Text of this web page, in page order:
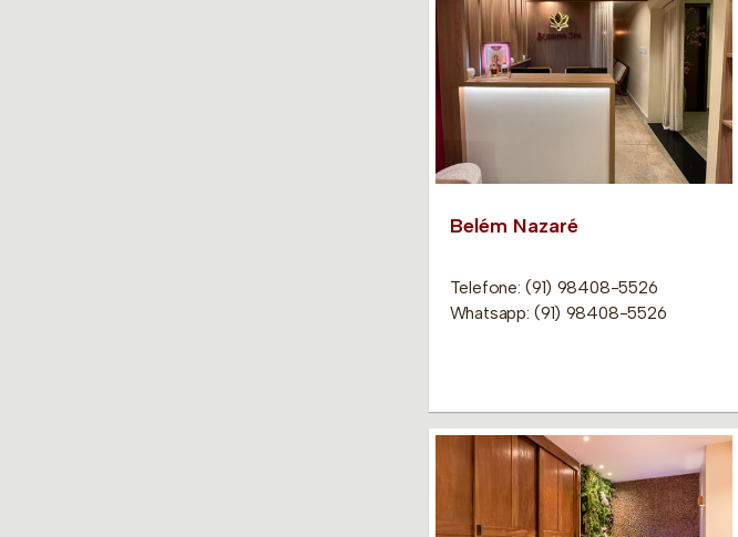
Belém Nazaré
Telefone: (91) 98408-5526
Whatsapp: (91) 98408-5526